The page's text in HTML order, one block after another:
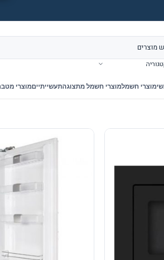
מוצרי חשמלמוצרי חשמל מתצוגהתעשייתייםמוצרי